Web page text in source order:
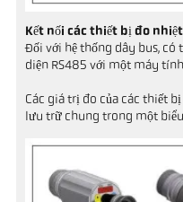
Kết nối các thiết bị đo
Đối với hệ thống dây bus, có
diện RS485 với một máy
Các giá trị đo của các thiết
lưu trữ chung trong một